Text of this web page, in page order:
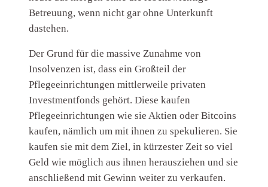
Betreuung, wenn nicht gar ohne Unterkunft
dastehen.
Der Grund für die massive Zunahme von
Insolvenzen ist, dass ein Großteil der
Pflegeeinrichtungen mittlerweile privaten
Investmentfonds gehört. Diese kaufen
Pflegeeinrichtungen wie sie Aktien oder Bitcoins
kaufen, nämlich um mit ihnen zu spekulieren. Sie
kaufen sie mit dem Ziel, in kürzester Zeit so viel
Geld wie möglich aus ihnen herausziehen und sie
anschließend mit Gewinn weiter zu verkaufen.